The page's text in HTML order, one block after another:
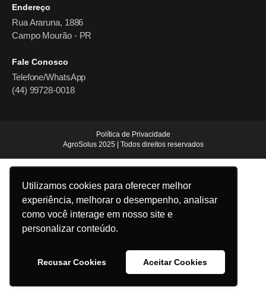
Utilizamos cookies para oferecer melhor
experiência, melhorar o desempenho, analisar
como você interage em nosso site e
personalizar conteúdo.
Recusar Cookies Aceitar Cookies
Endereço
Rua Araruna, 1886
Campo Mourão - PR
Fale Conosco
Telefone/WhatsApp
(44) 99728-0018
AgroSolus 2025 | Todos direitos reservados
Política de Privacidade